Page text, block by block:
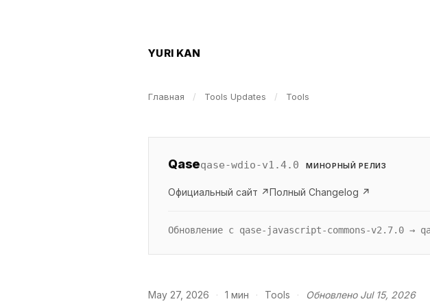
YURI KAN
Главная / Tools Updates / Tools
Qaseqase-wdio-v1.4.0 МИНОРНЫЙ РЕЛИЗ
Официальный сайт ↗Полный Changelog ↗
Обновление с qase-javascript-commons-v2.7.0 →
May 27, 2026 · 1 мин · Tools · Обновлено Jul 15, 2026